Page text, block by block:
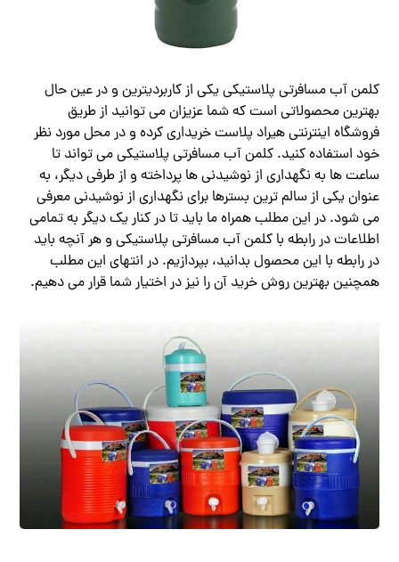
کلمن آب مسافرتی پلاستیکی یکی از کاربردیترین و در عین حال
بهترین محصولاتی است که شما عزیزان می توانید از طریق
فروشگاه اینترنتی هیراد پلاست خریداری کرده و در محل مورد نظر
خود استفاده کنید. کلمن آب مسافرتی پلاستیکی می تواند تا
ساعت ها به نگهداری از نوشیدنی ها پرداخته و از طرفی دیگر، به
عنوان یکی از سالم ترین بسترها برای نگهداری از نوشیدنی معرفی
می شود. در این مطلب همراه ما باید تا در کنار یک دیگر به تمامی
اطلاعات در رابطه با کلمن آب مسافرتی پلاستیکی و هر آنچه باید
در رابطه با این محصول بدانید، بپردازیم. در انتهای این مطلب
همچنین بهترین روش خرید آن را نیز در اختیار شما قرار می دهیم.